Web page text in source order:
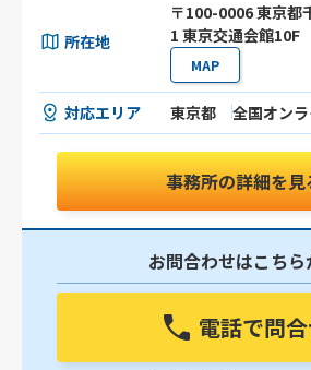
所在地
〒100-0006 東京都
1 東京交通会館10F
MAP
対応エリア 東京都 全国オン
事務所の詳細を見
お問合わせはこちら
電話で問